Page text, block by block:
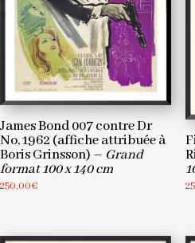
James Bond 007 contre Dr
No, 1962 (affiche attribuée à
Boris Grinsson) – Grand
format 100 x 140 cm
250,00€